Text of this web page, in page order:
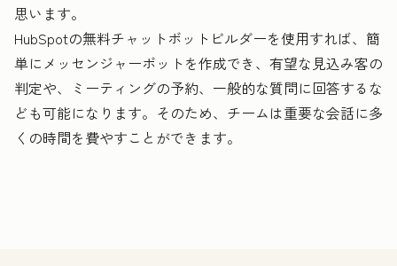
思います。
HubSpotの無料チャットボットビルダーを使用すれば、簡
単にメッセンジャーボットを作成でき、有望な見込み客の
判定や、ミーティングの予約、一般的な質問に回答するな
ども可能になります。そのため、チームは重要な会話に多
くの時間を費やすことができます。